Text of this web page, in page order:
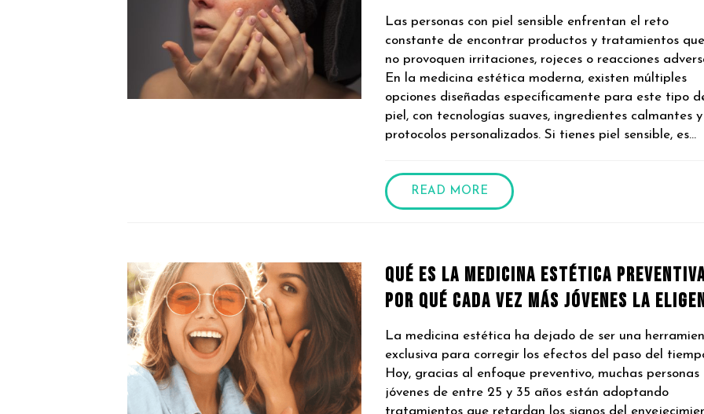
Las personas con piel sensible enfrentan el reto
constante de encontrar productos y tratamientos que
no provoquen irritaciones, rojeces o reacciones
En la medicina estética moderna, existen múltiples
opciones diseñadas específicamente para este tipo
piel, con tecnologías suaves, ingredientes calmantes y
protocolos personalizados. Si tienes piel sensible, es...
READ MORE
Qué es la medicina estética
por qué cada vez más jóvenes la
La medicina estética ha dejado de ser una
exclusiva para corregir los efectos del paso del
Hoy, gracias al enfoque preventivo, muchas personas
jóvenes de entre 25 y 35 años están adoptando